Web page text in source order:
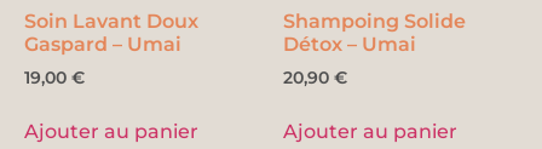
Soin Lavant Doux
Gaspard – Umai
19,00 €
Ajouter au panier
Shampoing Solide
Détox – Umai
20,90 €
Ajouter au panier